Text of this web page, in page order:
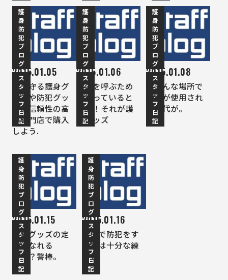
護
身
防
犯
ブ
ロ
グ
ス
タ
ッ
フ
日
記
2015.01.05
命を守る護身グ
ッズや防犯グッ
ズは信頼性の高
い専門店で購入
しよう.
護
身
防
犯
ブ
ロ
グ
ス
タ
ッ
フ
日
記
2015.01.06
助けを呼ぶため
に持っていると
安心！それが護
身グッズ
護
身
防
犯
ブ
ロ
グ
ス
タ
ッ
フ
日
記
2015.01.08
いろんな場所で
警棒が使用され
る時代が。
護
身
防
犯
ブ
ロ
グ
ス
タ
ッ
フ
日
記
2015.01.15
防犯グッズの定
番になれる
か！？警棒。
護
身
防
犯
ブ
ロ
グ
ス
タ
ッ
フ
日
記
2015.01.16
警棒で防犯をす
る際は十分な練
習も